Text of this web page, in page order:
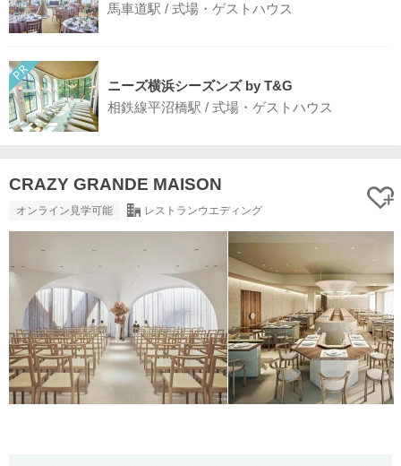
馬車道駅 / 式場・ゲストハウス
ニーズ横浜シーズンズ by T&G
相鉄線平沼橋駅 / 式場・ゲストハウス
CRAZY GRANDE MAISON
オンライン見学可能 レストランウエディング